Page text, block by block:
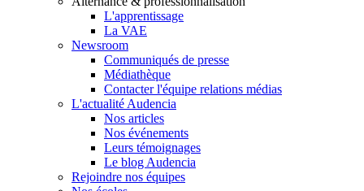
L'apprentissage
La VAE
Newsroom
Communiqués de presse
Médiathèque
Contacter l'équipe relations médias
L'actualité Audencia
Nos articles
Nos événements
Leurs témoignages
Le blog Audencia
Rejoindre nos équipes